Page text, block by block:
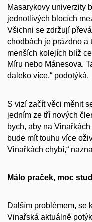
Masarykovy univerzity
jednotlivých blocích
Všichni se zdržují
chodbách je prázdno a
menších kolejích blíž
Míru nebo Mánesova.
daleko více,“ podotýká.
S vizí začít věci měnit
jedním ze tří nových
bych, aby na
bude mít touhu více
Vinařkách chybí,“
Málo praček, moc
Dalším problémem, se
Vinařská aktuálně